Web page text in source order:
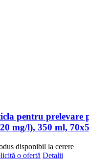
pentru prelevare
mg/l), 350 ml,
disponibil la cerere
o ofertă Detalii